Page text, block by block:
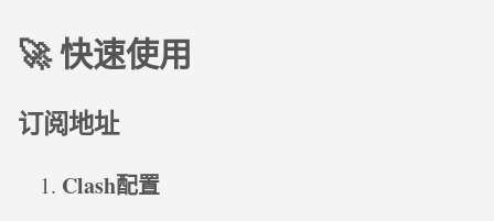
🚀 快速使用
订阅地址
Clash配置